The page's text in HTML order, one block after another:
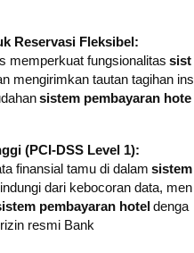
Reservasi Fleksibel:
memperkuat fungsionalitas sist
mengirimkan tautan tagihan ins
sistem pembayaran hote
(PCI-DSS Level 1):
finansial tamu di dalam sistem
dari kebocoran data, men
pembayaran hoteldenga
resmi Bank